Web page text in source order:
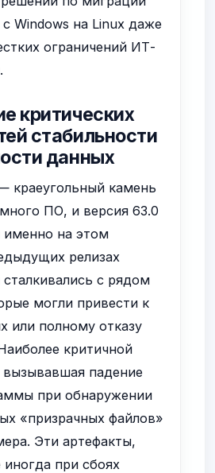
Windows на Linux даже
ограничений ИТ-
критических
стабильности
данных
краеугольный камень
ПО, и версия 63.0
именно на этом
релизах
сталкивались с рядом
могли привести к
или полному отказу
критичной
падение
при обнаружении
«призрачных файлов»
Эти артефакты,
при сбоях